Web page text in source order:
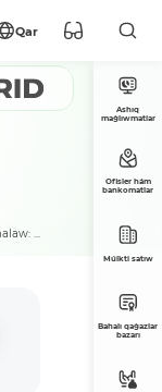
Qar
...
Ashıq
maǵlıwmatlar
Ofisler hám
bankomatlar
Múlkti satıw
Bahalı qaǵazlar
bazarı